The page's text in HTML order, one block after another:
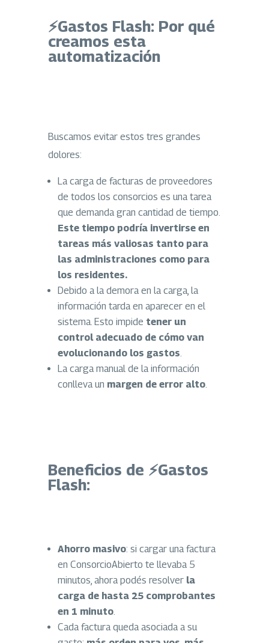
⚡Gastos Flash: Por qué
creamos esta
automatización
Buscamos evitar estos tres grandes
dolores:
La carga de facturas de proveedores
de todos los consorcios es una tarea
que demanda gran cantidad de tiempo.
Este tiempo podría invertirse en
tareas más valiosas tanto para
las administraciones como para
los residentes.
Debido a la demora en la carga, la
información tarda en aparecer en el
sistema. Esto impide tener un
control adecuado de cómo van
evolucionando los gastos.
La carga manual de la información
conlleva un margen de error alto.
Beneficios de ⚡Gastos
Flash:
Ahorro masivo: si cargar una factura
en ConsorcioAbierto te llevaba 5
minutos, ahora podés resolver la
carga de hasta 25 comprobantes
en 1 minuto.
Cada factura queda asociada a su